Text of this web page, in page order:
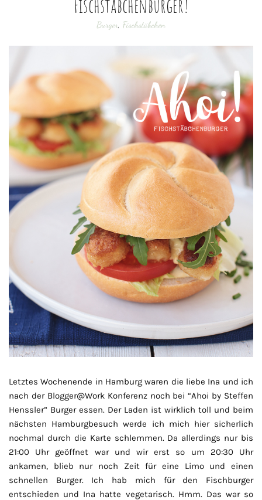
Fischstäbchenburger!
Burger, Fischstäbchen
Letztes Wochenende in Hamburg waren die liebe Ina und ich
nach der Blogger@Work Konferenz noch bei “Ahoi by Steffen
Henssler” Burger essen. Der Laden ist wirklich toll und beim
nächsten Hamburgbesuch werde ich mich hier sicherlich
nochmal durch die Karte schlemmen. Da allerdings nur bis
21:00 Uhr geöffnet war und wir erst so um 20:30 Uhr
ankamen, blieb nur noch Zeit für eine Limo und einen
schnellen Burger. Ich hab mich für den Fischburger
entschieden und Ina hatte vegetarisch. Hmm. Das war so